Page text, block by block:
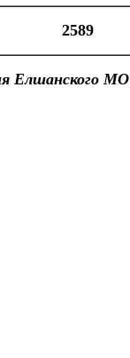
2589
Елшанского МО